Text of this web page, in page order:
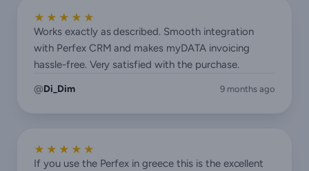
★★★★★
Works exactly as described. Smooth integration
with Perfex CRM and makes myDATA invoicing
hassle-free. Very satisfied with the purchase.
Di_Dim 9 months ago
★★★★★
If you use the Perfex in greece this is the excellent